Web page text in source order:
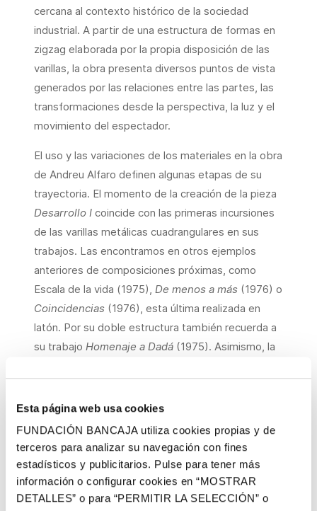
Esta página web usa cookies
FUNDACIÓN BANCAJA utiliza cookies propias y de
terceros para analizar su navegación con fines
estadísticos y publicitarios. Pulse para tener más
información o configurar cookies en “MOSTRAR
DETALLES” o para “PERMITIR LA SELECCIÓN” o
cercana al contexto histórico de la sociedad
industrial. A partir de una estructura de formas en
zigzag elaborada por la propia disposición de las
varillas, la obra presenta diversos puntos de vista
generados por las relaciones entre las partes, las
transformaciones desde la perspectiva, la luz y el
movimiento del espectador.
El uso y las variaciones de los materiales en la obra
de Andreu Alfaro definen algunas etapas de su
trayectoria. El momento de la creación de la pieza
Desarrollo I coincide con las primeras incursiones
de las varillas metálicas cuadrangulares en sus
trabajos. Las encontramos en otros ejemplos
anteriores de composiciones próximas, como
Escala de la vida (1975), De menos a más (1976) o
Coincidencias (1976), esta última realizada en
latón. Por su doble estructura también recuerda a
su trabajo Homenaje a Dadá (1975). Asimismo, la
Generatrius, pero también con la constante
investigación perceptual de la forma. Las piezas
se despliegan así en este doble y complementario
escenario de laboratorio, tanto en la plaza pública
como en la arquitectura de espacios cerrados,
donde, según afirmaba el autor, siempre